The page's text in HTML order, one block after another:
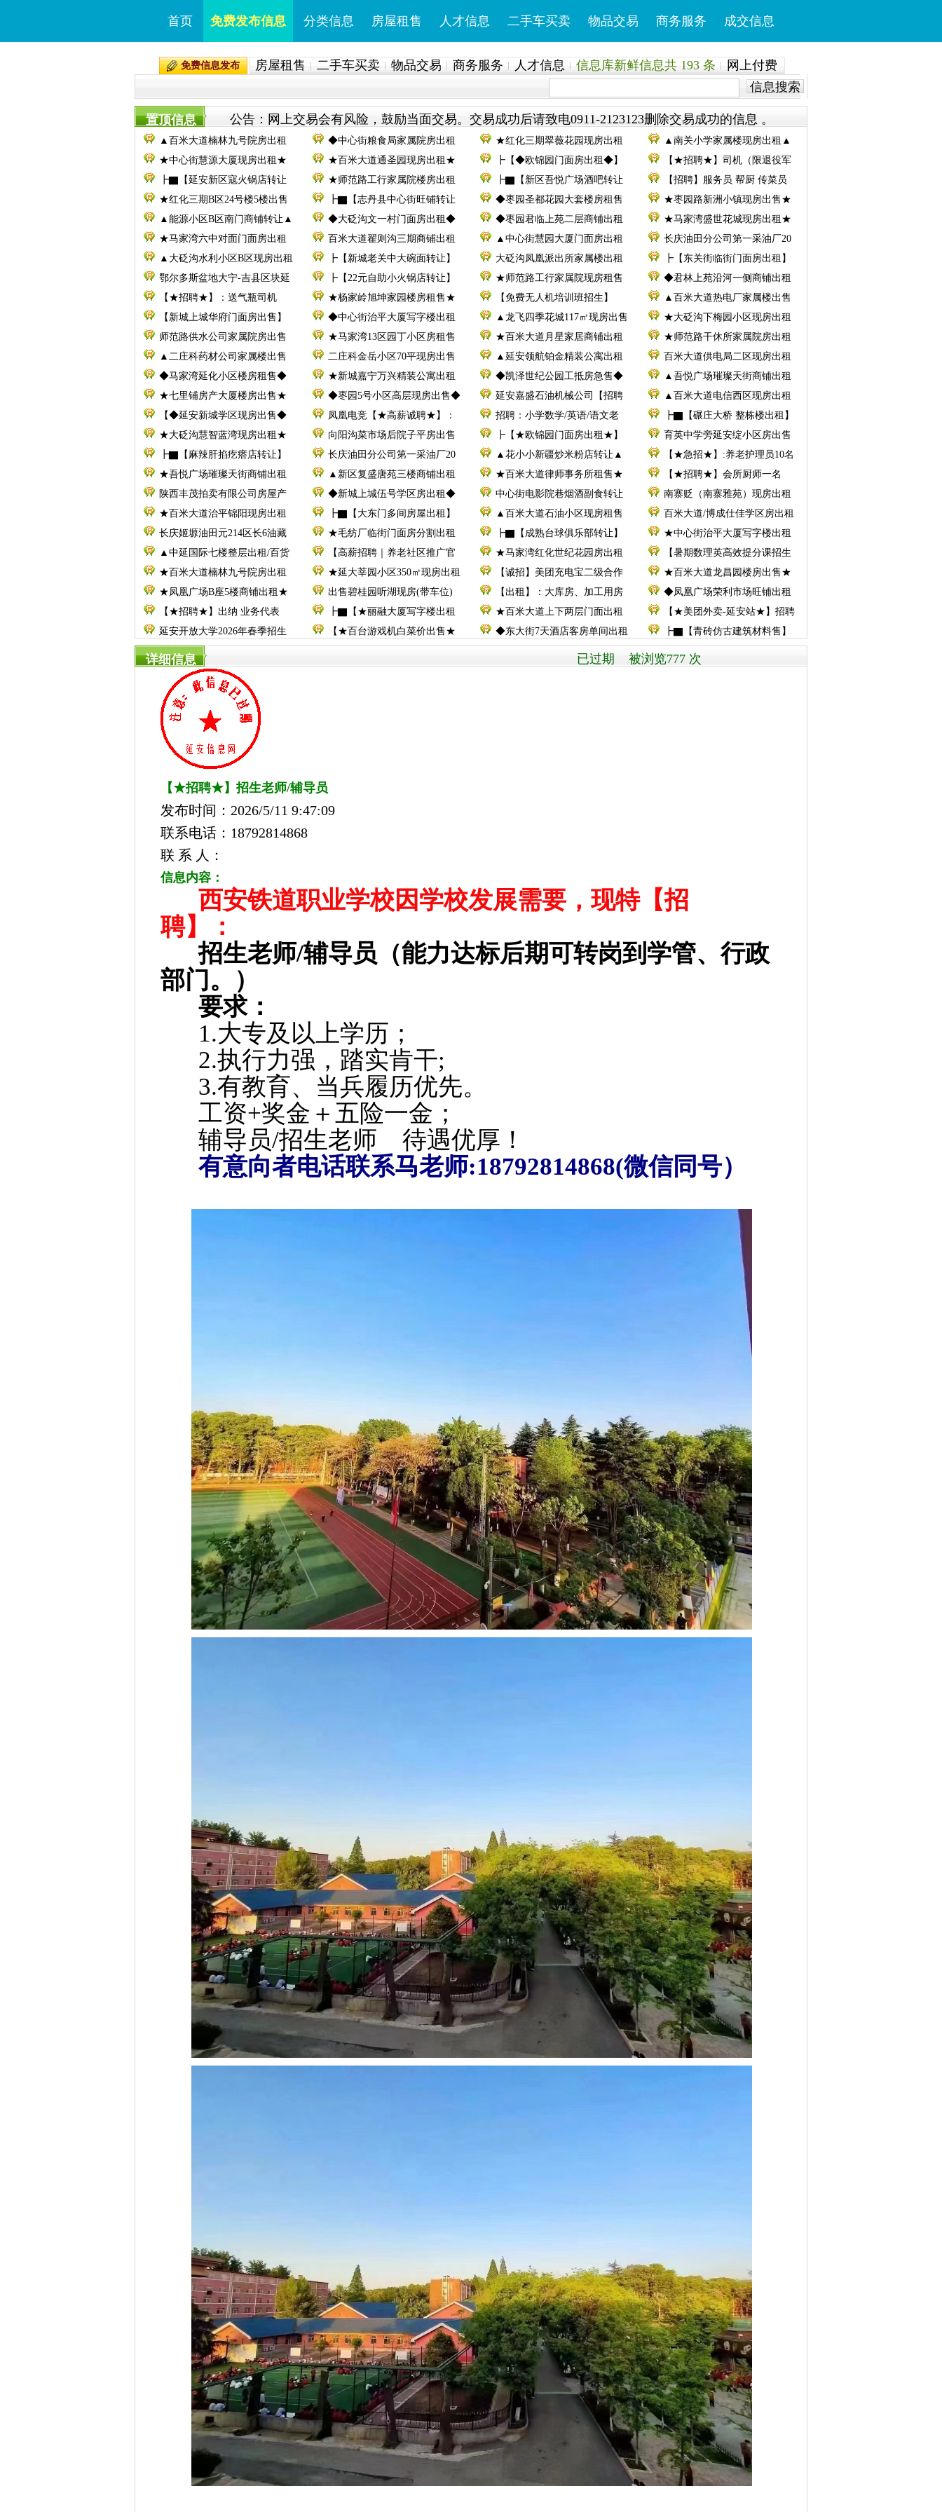
首页 免费发布信息 分类信息 房屋租售 人才信息 二手车买卖 物品交易 商务服务 成交信息
免费信息发布 房屋租售 二手车买卖 物品交易 商务服务 人才信息 信息库新鲜信息共 193 条
网上付费
信息搜索
置顶信息 公告：网上交易会有风险，鼓励当面交易。交易成功后请致电0911-2123123删除交易成功的信息 。
▲百米大道楠林九号院房出租 ◆中心街粮食局家属院房出租 ★红化三期翠薇花园现房出租
▲南关小学家属楼现房出租▲
★中心街慧源大厦现房出租★
★百米大道通圣园现房出租★ ┣【◆欧锦园门面房出租◆】
【★招聘★】司机（限退役军
┣▇【延安新区寇火锅店转让
★师范路工行家属院楼房出租 ┣▇【新区吾悦广场酒吧转让
【招聘】服务员 帮厨 传菜员
★红化三期B区24号楼5楼出售
┣▇【志丹县中心街旺铺转让 ◆枣园圣都花园大套楼房租售
★枣园路新洲小镇现房出售★
▲能源小区B区南门商铺转让▲
◆大砭沟文一村门面房出租◆ ◆枣园君临上苑二层商铺出租
★马家湾盛世花城现房出租★
★马家湾六中对面门面房出租
百米大道翟则沟三期商铺出租 ▲中心街慧园大厦门面房出租
长庆油田分公司第一采油厂20
▲大砭沟水利小区B区现房出租
┣【新城老关中大碗面转让】 大砭沟凤凰派出所家属楼出租
┣【东关街临街门面房出租】
鄂尔多斯盆地大宁-吉县区块延
┣【22元自助小火锅店转让】 ★师范路工行家属院现房租售
◆君林上苑沿河一侧商铺出租
【★招聘★】：送气瓶司机
★杨家岭旭坤家园楼房租售★ 【免费无人机培训班招生】
▲百米大道热电厂家属楼出售
【新城上城华府门面房出售】
◆中心街治平大厦写字楼出租 ▲龙飞四季花城117㎡现房出售
★大砭沟下梅园小区现房出租
师范路供水公司家属院房出售
★马家湾13区园丁小区房租售 ★百米大道月星家居商铺出租
★师范路干休所家属院房出租
▲二庄科药材公司家属楼出售
二庄科金岳小区70平现房出售 ▲延安领航铂金精装公寓出租
百米大道供电局二区现房出租
◆马家湾延化小区楼房租售◆
★新城嘉宁万兴精装公寓出租 ◆凯泽世纪公园工抵房急售◆
▲吾悦广场璀璨天街商铺出租
★七里铺房产大厦楼房出售★
◆枣园5号小区高层现房出售◆ 延安嘉盛石油机械公司【招聘
▲百米大道电信西区现房出租
【◆延安新城学区现房出售◆
凤凰电竞【★高薪诚聘★】： 招聘：小学数学/英语/语文老
┣▇【碾庄大桥 整栋楼出租】
★大砭沟慧智蓝湾现房出租★
向阳沟菜市场后院子平房出售 ┣【★欧锦园门面房出租★】
育英中学旁延安绽小区房出售
┣▇【麻辣肝掐疙瘩店转让】
长庆油田分公司第一采油厂20 ▲花小小新疆炒米粉店转让▲
【★急招★】:养老护理员10名
★吾悦广场璀璨天街商铺出租
▲新区复盛唐苑三楼商铺出租 ★百米大道律师事务所租售★
【★招聘★】会所厨师一名
陕西丰茂拍卖有限公司房屋产
◆新城上城伍号学区房出租◆ 中心街电影院巷烟酒副食转让
南寨贬（南寨雅苑）现房出租
★百米大道治平锦阳现房出租
┣▇【大东门多间房屋出租】 ▲百米大道石油小区现房租售
百米大道/博成仕佳学区房出租
长庆姬塬油田元214区长6油藏
★毛纺厂临街门面房分割出租 ┣▇【成熟台球俱乐部转让】
★中心街治平大厦写字楼出租
▲中延国际七楼整层出租/百货
【高薪招聘｜养老社区推广官 ★马家湾红化世纪花园房出租
【暑期数理英高效提分课招生
★百米大道楠林九号院房出租
★延大莘园小区350㎡现房出租 【诚招】美团充电宝二级合作
★百米大道龙昌园楼房出售★
★凤凰广场B座5楼商铺出租★
出售碧桂园听湖现房(带车位) 【出租】：大库房、加工用房
◆凤凰广场荣利市场旺铺出租
【★招聘★】出纳 业务代表
┣▇【★丽融大厦写字楼出租 ★百米大道上下两层门面出租
【★美团外卖-延安站★】招聘
延安开放大学2026年春季招生
【★百台游戏机白菜价出售★ ◆东大街7天酒店客房单间出租 ┣▇【青砖仿古建筑材料售】
详细信息 已过期 被浏览777 次
【★招聘★】招生老师/辅导员
发布时间：2026/5/11 9:47:09
联系电话：18792814868
联 系 人：
信息内容：
西安铁道职业学校因学校发展需要，现特【招
聘】：
招生老师/辅导员（能力达标后期可转岗到学管、行政
部门。）
要求：
1.大专及以上学历；
2.执行力强，踏实肯干;
3.有教育、当兵履历优先。
工资+奖金＋五险一金；
辅导员/招生老师 待遇优厚！
有意向者电话联系马老师:18792814868(微信同号）